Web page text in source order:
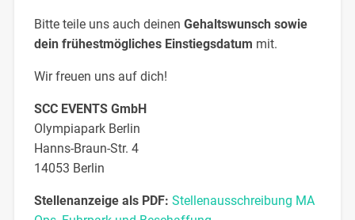
Bitte teile uns auch deinen Gehaltswunsch sowie
dein frühestmögliches Einstiegsdatum mit.
Wir freuen uns auf dich!
SCC EVENTS GmbH
Olympiapark Berlin
Hanns-Braun-Str. 4
14053 Berlin
Stellenanzeige als PDF: Stellenausschreibung MA